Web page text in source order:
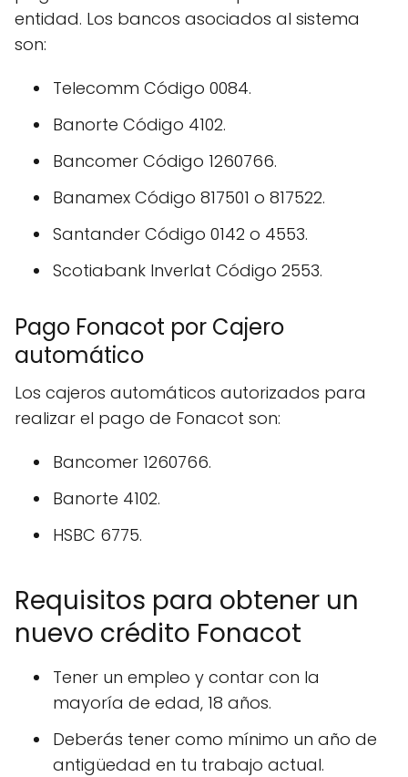
entidad. Los bancos asociados al sistema
son:
Telecomm Código 0084.
Banorte Código 4102.
Bancomer Código 1260766.
Banamex Código 817501 o 817522.
Santander Código 0142 o 4553.
Scotiabank Inverlat Código 2553.
Pago Fonacot por Cajero
automático
Los cajeros automáticos autorizados para
realizar el pago de Fonacot son:
Bancomer 1260766.
Banorte 4102.
HSBC 6775.
Requisitos para obtener un
nuevo crédito Fonacot
Tener un empleo y contar con la
mayoría de edad, 18 años.
Deberás tener como mínimo un año de
antigüedad en tu trabajo actual.